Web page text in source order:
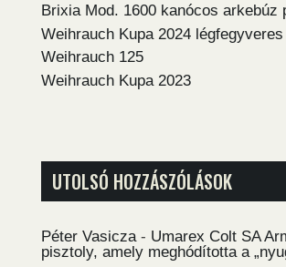
Brixia Mod. 1600 kanócos arkebúz
Weihrauch Kupa 2024
Weihrauch 125
Weihrauch Kupa 2023
UTOLSÓ HOZZÁSZÓLÁSOK
Péter Vasicza - Umarex Colt SA
pisztoly, amely meghódította a